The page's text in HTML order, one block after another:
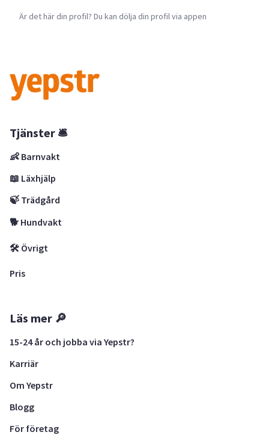
Är det här din profil? Du kan dölja din profil via appen
Tjänster 🛎
👶 Barnvakt
📖 Läxhjälp
🍃 Trädgård
🐕 Hundvakt
🛠 Övrigt
Pris
Läs mer 🔎
15-24 år och jobba via Yepstr?
Karriär
Om Yepstr
Blogg
För företag